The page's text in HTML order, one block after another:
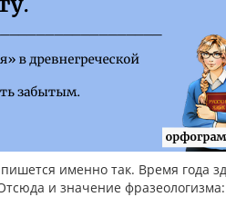
именно так. Время года
и значение